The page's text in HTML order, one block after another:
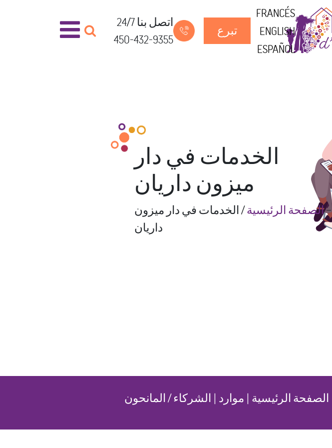
FRANCÉS
ENGLISH
ESPAÑOL
تبرع
اتصل بنا 24/7
450-432-9355
الخدمات في دار
ميزون داريان
--الصفحة الرئيسية/الخدمات في دار ميزون
داريان
الصفحة الرئيسية | موارد | الشركاء / المانحون